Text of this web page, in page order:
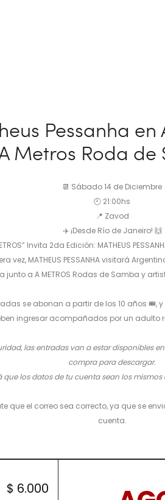
Pessanha en
Metros Roda de
📆 Sábado 14 de Diciembre
🕘 21:00hs
📍 Zavod
✈️ ¡Desde Río de Janeiro! 🙌
Invita 2da Edición: MATHEUS
vez, MATHEUS PESSANHA visitará
junto a A METROS Rodas de Samba y
se abonan a partir de los 10 años 🎟️, y
ingresar acompañados por un adulto
las entradas van a estar disponibles
compra para descargar.
que los datos de tu cuenta sean los
que el correo sea correcto, ya que se
cuenta.
$ 6.000